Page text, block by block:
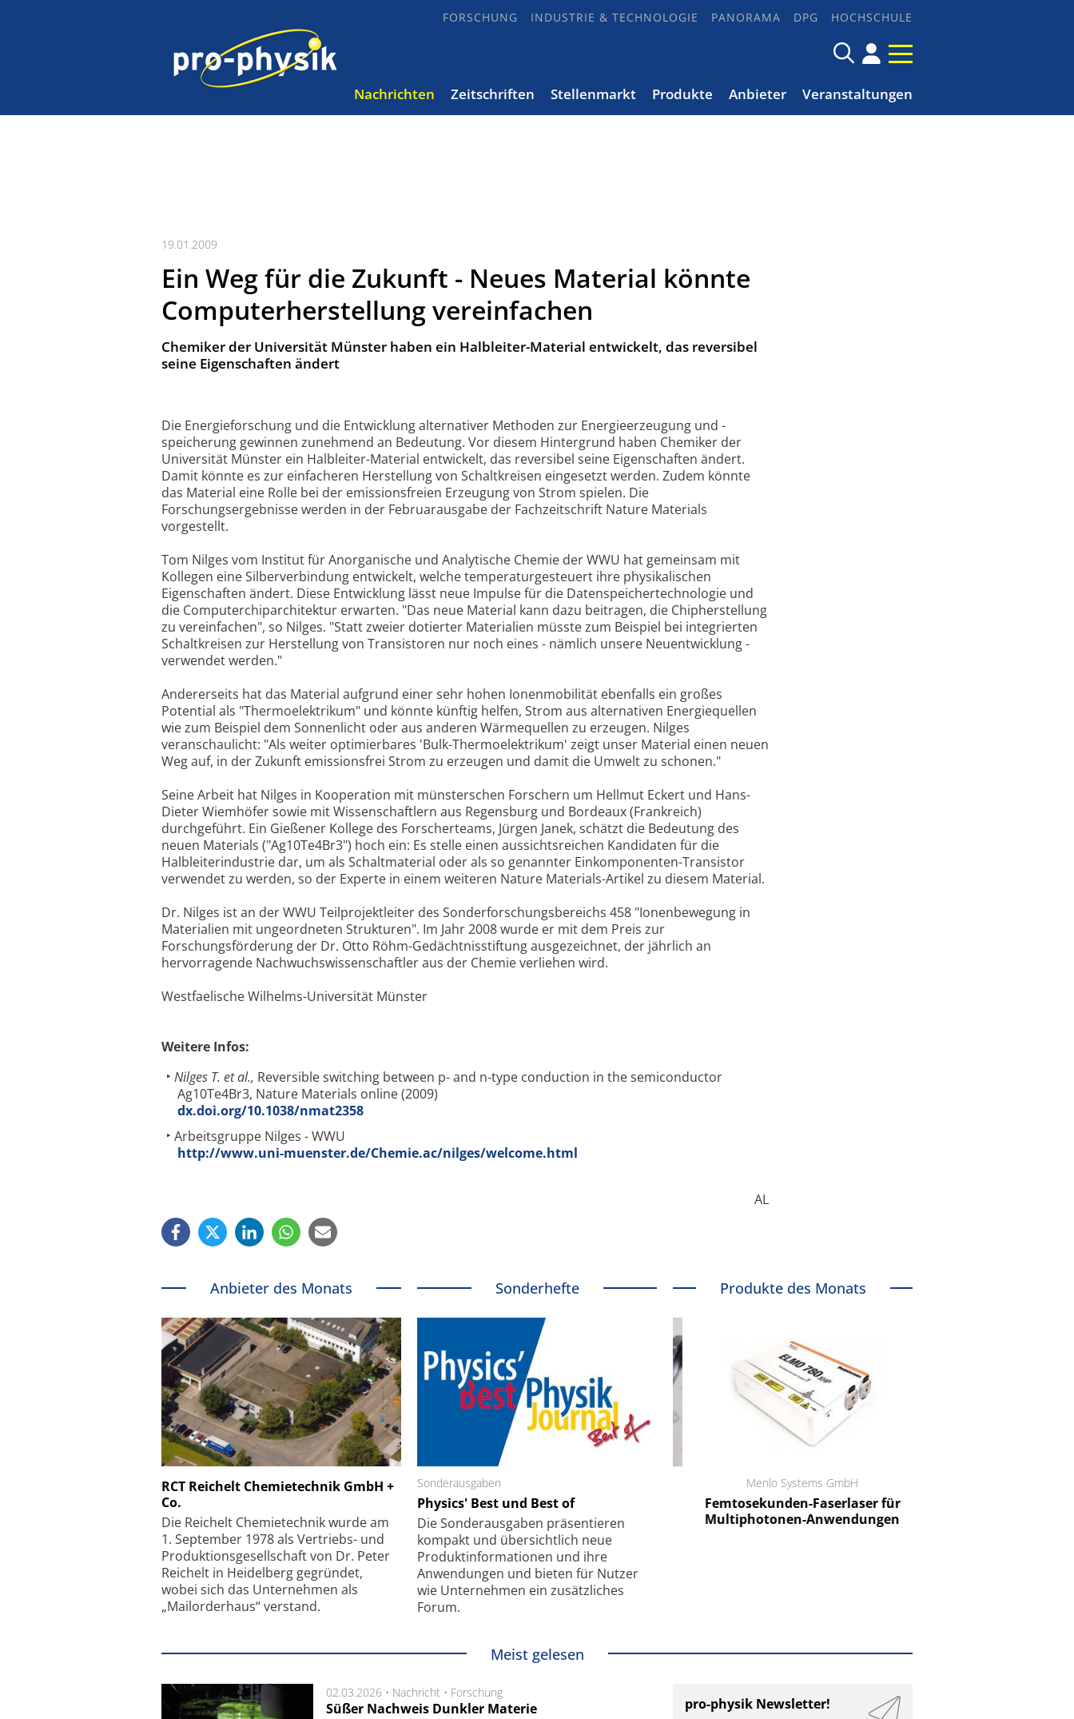
FORSCHUNG INDUSTRIE & TECHNOLOGIE PANORAMA DPG HOCHSCHULE
Nachrichten Zeitschriften Stellenmarkt Produkte Anbieter Veranstaltungen
19.01.2009
Ein Weg für die Zukunft - Neues Material könnte
Computerherstellung vereinfachen
Chemiker der Universität Münster haben ein Halbleiter-Material entwickelt, das reversibel
seine Eigenschaften ändert
Die Energieforschung und die Entwicklung alternativer Methoden zur Energieerzeugung und -
speicherung gewinnen zunehmend an Bedeutung. Vor diesem Hintergrund haben Chemiker der
Universität Münster ein Halbleiter-Material entwickelt, das reversibel seine Eigenschaften ändert.
Damit könnte es zur einfacheren Herstellung von Schaltkreisen eingesetzt werden. Zudem könnte
das Material eine Rolle bei der emissionsfreien Erzeugung von Strom spielen. Die
Forschungsergebnisse werden in der Februarausgabe der Fachzeitschrift Nature Materials
vorgestellt.
Tom Nilges vom Institut für Anorganische und Analytische Chemie der WWU hat gemeinsam mit
Kollegen eine Silberverbindung entwickelt, welche temperaturgesteuert ihre physikalischen
Eigenschaften ändert. Diese Entwicklung lässt neue Impulse für die Datenspeichertechnologie und
die Computerchiparchitektur erwarten. "Das neue Material kann dazu beitragen, die Chipherstellung
zu vereinfachen", so Nilges. "Statt zweier dotierter Materialien müsste zum Beispiel bei integrierten
Schaltkreisen zur Herstellung von Transistoren nur noch eines - nämlich unsere Neuentwicklung -
verwendet werden."
Andererseits hat das Material aufgrund einer sehr hohen Ionenmobilität ebenfalls ein großes
Potential als "Thermoelektrikum" und könnte künftig helfen, Strom aus alternativen Energiequellen
wie zum Beispiel dem Sonnenlicht oder aus anderen Wärmequellen zu erzeugen. Nilges
veranschaulicht: "Als weiter optimierbares 'Bulk-Thermoelektrikum' zeigt unser Material einen neuen
Weg auf, in der Zukunft emissionsfrei Strom zu erzeugen und damit die Umwelt zu schonen."
Seine Arbeit hat Nilges in Kooperation mit münsterschen Forschern um Hellmut Eckert und Hans-
Dieter Wiemhöfer sowie mit Wissenschaftlern aus Regensburg und Bordeaux (Frankreich)
durchgeführt. Ein Gießener Kollege des Forscherteams, Jürgen Janek, schätzt die Bedeutung des
neuen Materials ("Ag10Te4Br3") hoch ein: Es stelle einen aussichtsreichen Kandidaten für die
Halbleiterindustrie dar, um als Schaltmaterial oder als so genannter Einkomponenten-Transistor
verwendet zu werden, so der Experte in einem weiteren Nature Materials-Artikel zu diesem Material.
Dr. Nilges ist an der WWU Teilprojektleiter des Sonderforschungsbereichs 458 "Ionenbewegung in
Materialien mit ungeordneten Strukturen". Im Jahr 2008 wurde er mit dem Preis zur
Forschungsförderung der Dr. Otto Röhm-Gedächtnisstiftung ausgezeichnet, der jährlich an
hervorragende Nachwuchswissenschaftler aus der Chemie verliehen wird.
Westfaelische Wilhelms-Universität Münster
Weitere Infos:
Nilges T. et al., Reversible switching between p- and n-type conduction in the semiconductor
Ag10Te4Br3, Nature Materials online (2009)
dx.doi.org/10.1038/nmat2358
Arbeitsgruppe Nilges - WWU
http://www.uni-muenster.de/Chemie.ac/nilges/welcome.html
AL
Anbieter des Monats
RCT Reichelt Chemietechnik GmbH +
Co.
Die Reichelt Chemietechnik wurde am
1. September 1978 als Vertriebs- und
Produktionsgesellschaft von Dr. Peter
Reichelt in Heidelberg gegründet,
wobei sich das Unternehmen als
„Mailorderhaus“ verstand.
Sonderhefte
Sonderausgaben
Physics' Best und Best of
Die Sonder­ausgaben präsentieren
kompakt und übersichtlich neue
Produkt­informationen und ihre
Anwendungen und bieten für Nutzer
wie Unternehmen ein zusätzliches
Forum.
Produkte des Monats
Schäfter + Kirchhoff GmbH
Feinfokussierungsmechanismus
Elektronenmikroskopie auf
kleinstem Raum
Menlo Systems GmbH
Femtosekunden-Faserlaser für
Multiphotonen-Anwendungen
Meist gelesen
02.03.2026 • Nachricht • Forschung
Süßer Nachweis Dunkler Materie
pro-physik Newsletter!